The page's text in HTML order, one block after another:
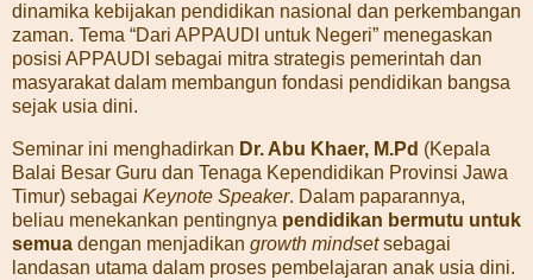
dinamika kebijakan pendidikan nasional dan perkembangan
zaman. Tema “Dari APPAUDI untuk Negeri” menegaskan
posisi APPAUDI sebagai mitra strategis pemerintah dan
masyarakat dalam membangun fondasi pendidikan bangsa
sejak usia dini.
Seminar ini menghadirkan Dr. Abu Khaer, M.Pd (Kepala
Balai Besar Guru dan Tenaga Kependidikan Provinsi Jawa
Timur) sebagai Keynote Speaker. Dalam paparannya,
beliau menekankan pentingnya pendidikan bermutu untuk
semua dengan menjadikan growth mindsetsebagai
landasan utama dalam proses pembelajaran anak usia dini.